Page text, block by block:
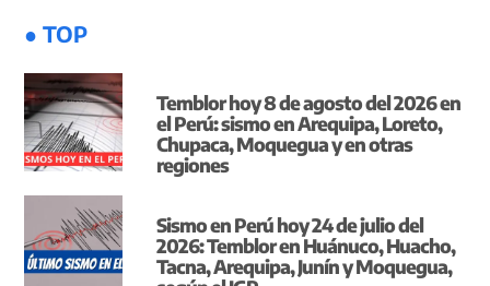
● TOP
Temblor hoy 8 de agosto del 2026 en
el Perú: sismo en Arequipa, Loreto,
Chupaca, Moquegua y en otras
regiones
Sismo en Perú hoy 24 de julio del
2026: Temblor en Huánuco, Huacho,
Tacna, Arequipa, Junín y Moquegua,